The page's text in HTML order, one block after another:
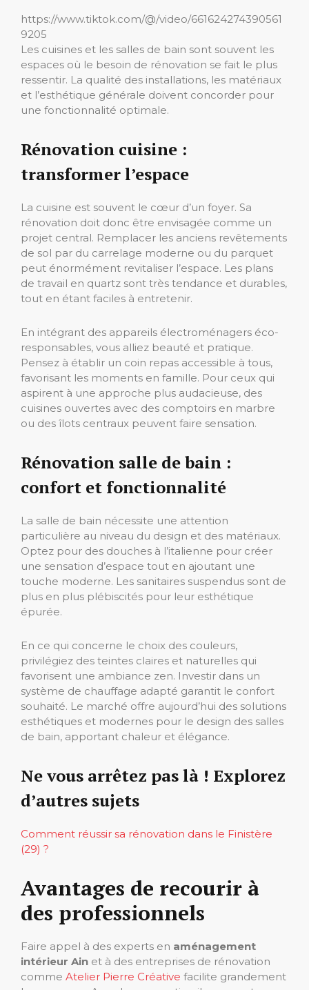
https://www.tiktok.com/@/video/661624274390561
9205
Les cuisines et les salles de bain sont souvent les
espaces où le besoin de rénovation se fait le plus
ressentir. La qualité des installations, les matériaux
et l’esthétique générale doivent concorder pour
une fonctionnalité optimale.
Rénovation cuisine :
transformer l’espace
La cuisine est souvent le cœur d’un foyer. Sa
rénovation doit donc être envisagée comme un
projet central. Remplacer les anciens revêtements
de sol par du carrelage moderne ou du parquet
peut énormément revitaliser l’espace. Les plans
de travail en quartz sont très tendance et durables,
tout en étant faciles à entretenir.
En intégrant des appareils électroménagers éco-
responsables, vous alliez beauté et pratique.
Pensez à établir un coin repas accessible à tous,
favorisant les moments en famille. Pour ceux qui
aspirent à une approche plus audacieuse, des
cuisines ouvertes avec des comptoirs en marbre
ou des îlots centraux peuvent faire sensation.
Rénovation salle de bain :
confort et fonctionnalité
La salle de bain nécessite une attention
particulière au niveau du design et des matériaux.
Optez pour des douches à l’italienne pour créer
une sensation d’espace tout en ajoutant une
touche moderne. Les sanitaires suspendus sont de
plus en plus plébiscités pour leur esthétique
épurée.
En ce qui concerne le choix des couleurs,
privilégiez des teintes claires et naturelles qui
favorisent une ambiance zen. Investir dans un
système de chauffage adapté garantit le confort
souhaité. Le marché offre aujourd’hui des solutions
esthétiques et modernes pour le design des salles
de bain, apportant chaleur et élégance.
Ne vous arrêtez pas là ! Explorez
d’autres sujets
Comment réussir sa rénovation dans le Finistère
(29) ?
Avantages de recourir à
des professionnels
Faire appel à des experts en aménagement
intérieur Ain et à des entreprises de rénovation
comme Atelier Pierre Créative facilite grandement